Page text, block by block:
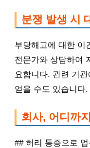
분쟁 발생 시
부당해고에 대한 이
전문가와 상담하여
요합니다. 관련 기
얻을 수도 있습니다
회사, 어디까
## 허리 통증으로